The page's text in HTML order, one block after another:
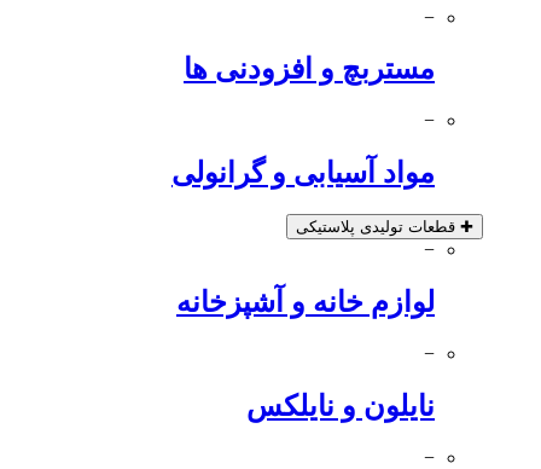
−
مستربچ و افزودنی ها
−
مواد آسیابی و گرانولی
✚ قطعات تولیدی پلاستیکی
−
لوازم خانه و آشپزخانه
−
نایلون و نایلکس
−